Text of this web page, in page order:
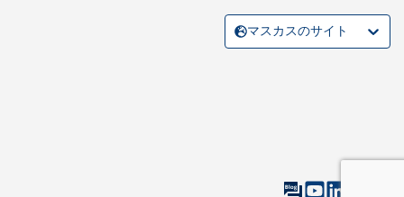
マスカスのサイト